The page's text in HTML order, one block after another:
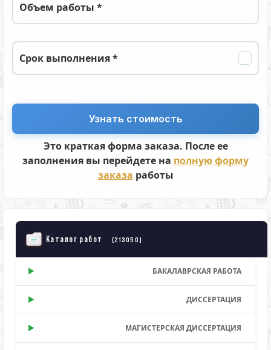
Объем работы *
Срок выполнения *
Это краткая форма заказа. После ее
заполнения вы перейдете на полную форму
заказа работы
Каталог работ (213050)
БАКАЛАВРСКАЯ РАБОТА
ДИССЕРТАЦИЯ
МАГИСТЕРСКАЯ ДИССЕРТАЦИЯ